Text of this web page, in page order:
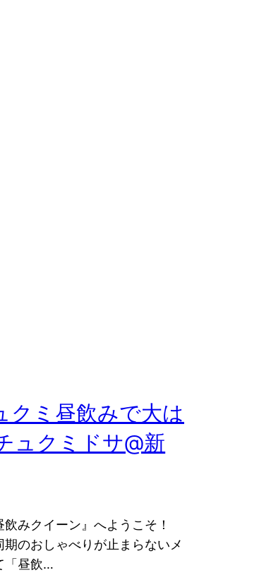
クミ昼飲みで大は
ュクミドサ@新
みクイーン』へようこそ！
のおしゃべりが止まらないメ
「昼飲…